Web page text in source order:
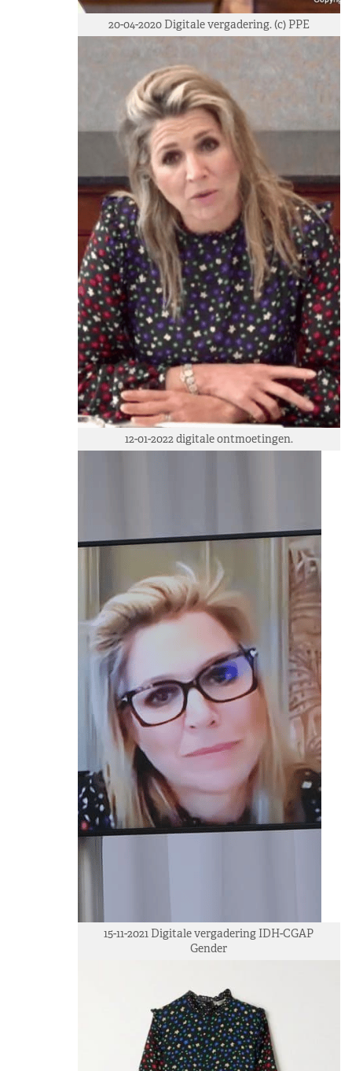
20-04-2020 Digitale vergadering. (c) PPE
12-01-2022 digitale ontmoetingen.
15-11-2021 Digitale vergadering IDH-CGAP
Gender